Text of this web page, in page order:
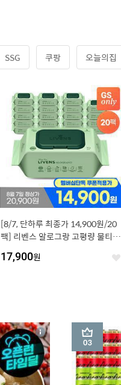
SSG 쿠팡 오늘의집
[8/7, 단하루 최종가 14,900원/20
팩] 리벤스 알로그랑 고평량 물티슈
17,900원 좋
상
세
3